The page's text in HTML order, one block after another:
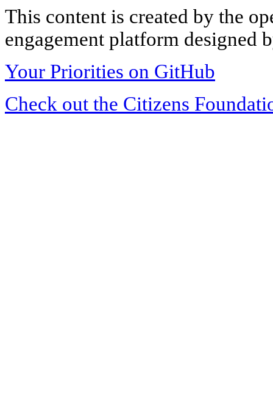
This content is created by the
engagement platform designed
Your Priorities on GitHub
Check out the Citizens